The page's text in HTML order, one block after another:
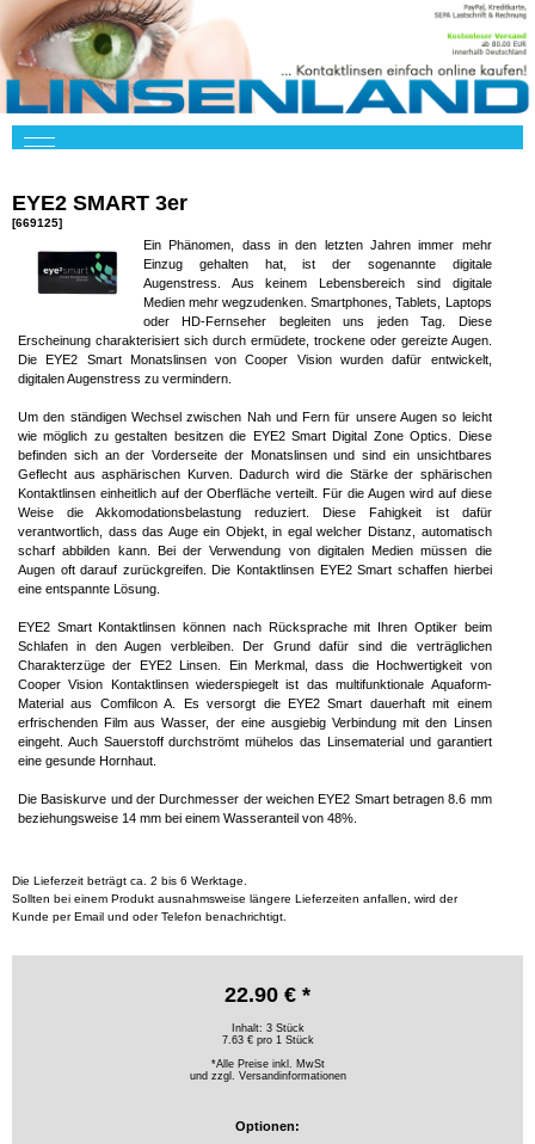
EYE2 SMART 3er
[669125]
Ein Phänomen, dass in den letzten Jahren immer mehr
Einzug gehalten hat, ist der sogenannte digitale
Augenstress. Aus keinem Lebensbereich sind digitale
Medien mehr wegzudenken. Smartphones, Tablets, Laptops
oder HD-Fernseher begleiten uns jeden Tag. Diese
Erscheinung charakterisiert sich durch ermüdete, trockene oder gereizte Augen.
Die EYE2 Smart Monatslinsen von Cooper Vision wurden dafür entwickelt,
digitalen Augenstress zu vermindern.
Um den ständigen Wechsel zwischen Nah und Fern für unsere Augen so leicht
wie möglich zu gestalten besitzen die EYE2 Smart Digital Zone Optics. Diese
befinden sich an der Vorderseite der Monatslinsen und sind ein unsichtbares
Geflecht aus asphärischen Kurven. Dadurch wird die Stärke der sphärischen
Kontaktlinsen einheitlich auf der Oberfläche verteilt. Für die Augen wird auf diese
Weise die Akkomodationsbelastung reduziert. Diese Fahigkeit ist dafür
verantwortlich, dass das Auge ein Objekt, in egal welcher Distanz, automatisch
scharf abbilden kann. Bei der Verwendung von digitalen Medien müssen die
Augen oft darauf zurückgreifen. Die Kontaktlinsen EYE2 Smart schaffen hierbei
eine entspannte Lösung.
EYE2 Smart Kontaktlinsen können nach Rücksprache mit Ihren Optiker beim
Schlafen in den Augen verbleiben. Der Grund dafür sind die verträglichen
Charakterzüge der EYE2 Linsen. Ein Merkmal, dass die Hochwertigkeit von
Cooper Vision Kontaktlinsen wiederspiegelt ist das multifunktionale Aquaform-
Material aus Comfilcon A. Es versorgt die EYE2 Smart dauerhaft mit einem
erfrischenden Film aus Wasser, der eine ausgiebig Verbindung mit den Linsen
eingeht. Auch Sauerstoff durchströmt mühelos das Linsematerial und garantiert
eine gesunde Hornhaut.
Die Basiskurve und der Durchmesser der weichen EYE2 Smart betragen 8.6 mm
beziehungsweise 14 mm bei einem Wasseranteil von 48%.
Die Lieferzeit beträgt ca. 2 bis 6 Werktage.
Sollten bei einem Produkt ausnahmsweise längere Lieferzeiten anfallen, wird der
Kunde per Email und oder Telefon benachrichtigt.
22.90 € *
Inhalt: 3 Stück
7.63 € pro 1 Stück
*Alle Preise inkl. MwSt
und zzgl. Versandinformationen
Optionen: